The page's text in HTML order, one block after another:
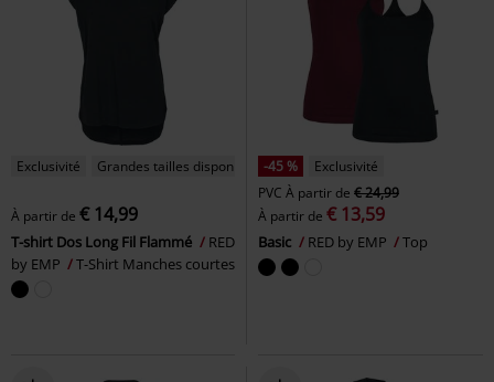
Exclusivité Grandes tailles disponibles
À partir de € 14,99
T-shirt Dos Long Fil Flammé
RED
by EMP
T-Shirt Manches courtes
-45 %
Exclusivité
PVC À partir de € 24,99
À partir de € 13,59
Basic RED by EMP Top